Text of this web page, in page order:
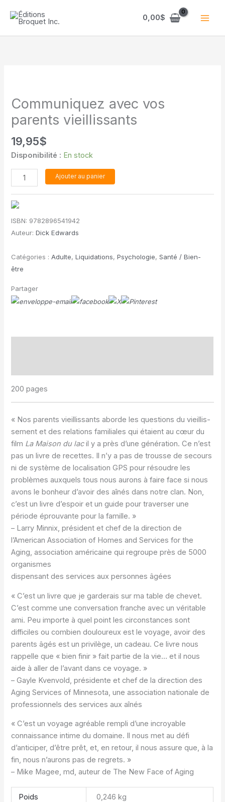
0,00$
Communiquez avec vos
parents vieillissants
19,95$
Disponibilité : En stock
quantité
de
Communiquez
avec
vos
parents
Ajouter au panier
ISBN: 9782896541942
Auteur:Dick Edwards
Catégories :Adulte,Liquidations,Psychologie,Santé / Bien-
être
Partager
200 pages
« Nos parents vieillissants aborde les questions du vieillis­
sement et des relations familiales qui étaient au cœur du
film La Maison du lacil y a près d’une génération. Ce n’est
pas un livre de recettes. Il n’y a pas de trousse de secours
ni de système de localisation GPS pour résoudre les
problèmes auxquels tous nous aurons à faire face si nous
avons le bonheur d’avoir des aînés dans notre clan. Non,
c’est un livre d’espoir et un guide pour traverser une
période éprouvante pour la famille. »
– Larry Minnix, président et chef de la direction de
l’American Association of Homes and Services for the
Aging, association américaine qui regroupe près de 5000
organismes
dispensant des services aux personnes âgées
« C’est un livre que je garderais sur ma table de chevet.
C’est comme une conversation franche avec un véritable
ami. Peu importe à quel point les circonstances sont
difficiles ou combien douloureux est le voyage, avoir des
parents âgés est un privilège, un cadeau. Ce livre nous
rappelle que « bien finir » fait partie de la vie… et il nous
aide à aller de l’avant dans ce voyage. »
– Gayle Kvenvold, présidente et chef de la direction des
Aging Services of Minnesota, une association nationale de
professionnels des services aux aînés
« C’est un voyage agréable rempli d’une incroyable
connaissance intime du domaine. Il nous met au défi
d’anticiper, d’être prêt, et, en retour, il nous assure que, à la
fin, nous n’aurons pas de regrets. »
– Mike Magee, md, auteur de The New Face of Aging
Poids 0,246 kg